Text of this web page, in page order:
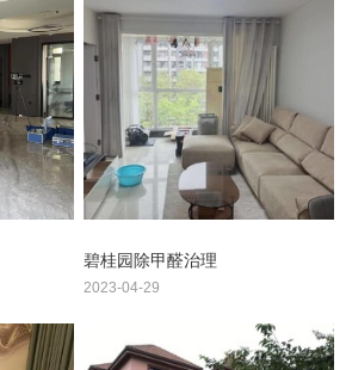
碧桂园除甲醛治理
2023-04-29